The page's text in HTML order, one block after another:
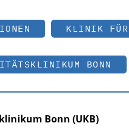
KLINIK FÜR
BONN
Bonn (UKB)